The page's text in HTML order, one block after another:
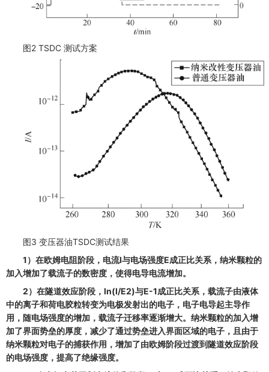
图2 TSDC 测试方案
图3 变压器油TSDC测试结果
1）在欧姆电阻阶段，电流I与电场强度E成正比关系，纳米颗粒的
加入增加了载流子的数密度，使得电导电流增加。
2）在隧道效应阶段，ln(I/E2)与E-1成正比关系，载流子由液体
中的离子和荷电胶粒转变为电极发射出的电子，电子电导起主导作
用，随电场强度的增加，载流子迁移率逐渐增大。纳米颗粒的加入增
加了界面势垒的厚度，减少了通过势垒进入界面区域的电子，且由于
纳米颗粒对电子的捕获作用，增加了由欧姆阶段过渡到隧道效应阶段
的电场强度，提高了绝缘强度。